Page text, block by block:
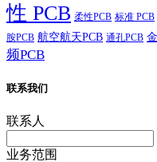
性 PCB 柔性PCB 标准 PCB
胺PCB 航空航天PCB 通孔PCB
频PCB
联系我们
联系人
业务范围